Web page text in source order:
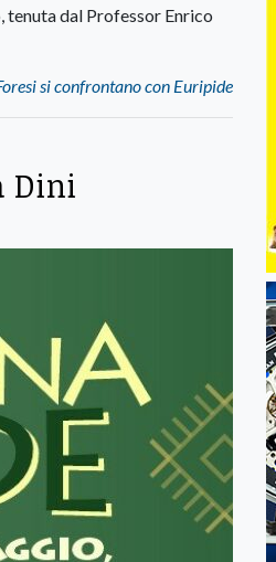
tenuta dal Professor Enrico
si confrontano con Euripide
Dini